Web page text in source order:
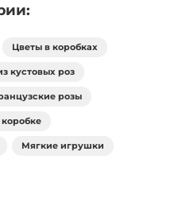
Цветы в коробках
кустовых роз
розы
Мягкие игрушки